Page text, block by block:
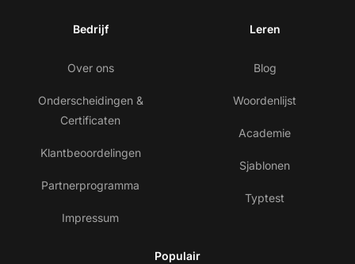
Bedrijf
Over ons
Onderscheidingen &
Certificaten
Klantbeoordelingen
Partnerprogramma
Impressum
Leren
Blog
Woordenlijst
Academie
Sjablonen
Typtest
Populair